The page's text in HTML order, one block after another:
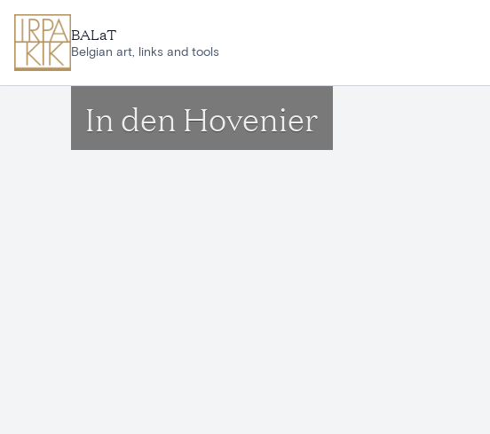
BALaT
Belgian art, links and tools
In den Hovenier